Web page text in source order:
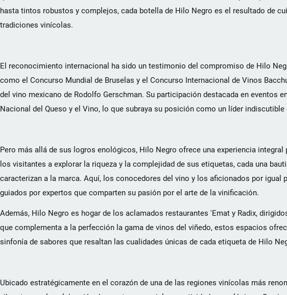
hasta tintos robustos y complejos, cada botella de Hilo Negro es el resultado de
tradiciones vinícolas.
El reconocimiento internacional ha sido un testimonio del compromiso de Hilo
como el Concurso Mundial de Bruselas y el Concurso Internacional de Vinos
del vino mexicano de Rodolfo Gerschman. Su participación destacada en eventos
Nacional del Queso y el Vino, lo que subraya su posición como un líder
Pero más allá de sus logros enológicos, Hilo Negro ofrece una experiencia
los visitantes a explorar la riqueza y la complejidad de sus etiquetas, cada una
caracterizan a la marca. Aquí, los conocedores del vino y los aficionados por igual
guiados por expertos que comparten su pasión por el arte de la vinificación.
Además, Hilo Negro es hogar de los aclamados restaurantes 'Emat y Radix,
que complementa a la perfección la gama de vinos del viñedo, estos espacios
sinfonía de sabores que resaltan las cualidades únicas de cada etiqueta de Hilo
Ubicado estratégicamente en el corazón de una de las regiones vinícolas más